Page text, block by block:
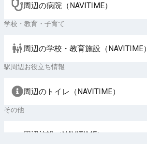
周辺の病院（NAVITIME）
学校・教育・子育て
周辺の学校・教育施設（NAVITIME）
駅周辺お役立ち情報
周辺のトイレ（NAVITIME）
その他
周辺施設（NAVITIME）